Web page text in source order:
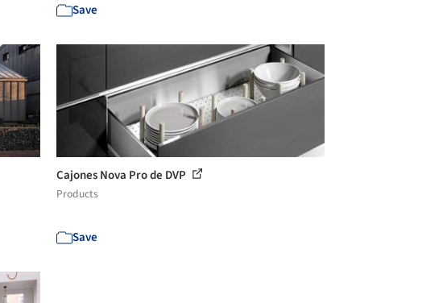
Save
Cajones Nova Pro de DVP
Products
Save